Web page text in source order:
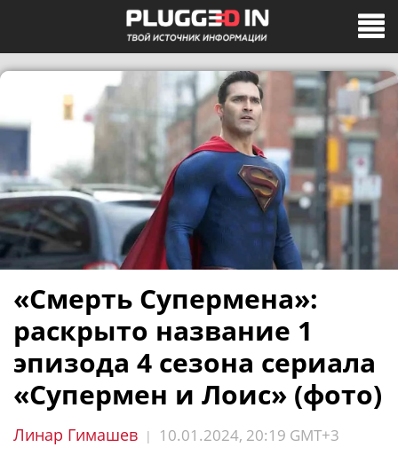
«Смерть Супермена»:
раскрыто название 1
эпизода 4 сезона сериала
«Супермен и Лоис» (фото)
Линар Гимашев | 10.01.2024, 20:19 GMT+3